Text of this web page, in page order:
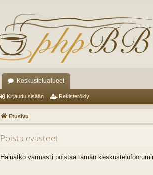
Keskustelualueet
Kirjaudu sisään Rekisteröidy
Etusivu
Poista evästeet
Haluatko varmasti poistaa tämän